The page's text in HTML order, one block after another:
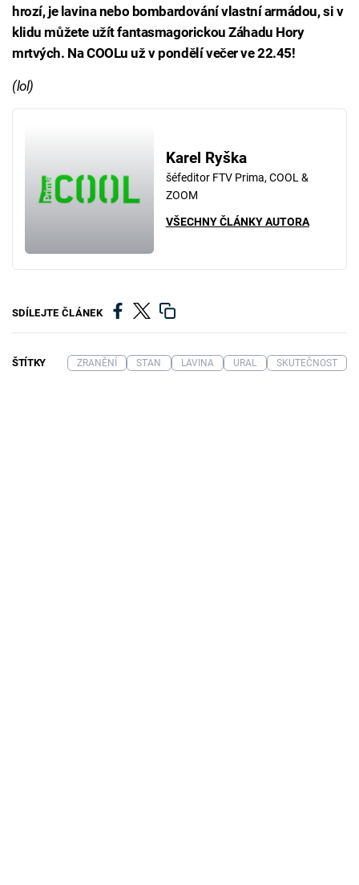
hrozí, je lavina nebo bombardování vlastní armádou, si v
klidu můžete užít fantasmagorickou Záhadu Hory
mrtvých. Na COOLu už v pondělí večer ve 22.45!
(lol)
Karel Ryška
šéfeditor FTV Prima, COOL &
ZOOM
VŠECHNY ČLÁNKY AUTORA
SDÍLEJTE ČLÁNEK
ŠTÍTKY ZRANĚNÍ STAN LAVINA URAL SKUTEČNOST